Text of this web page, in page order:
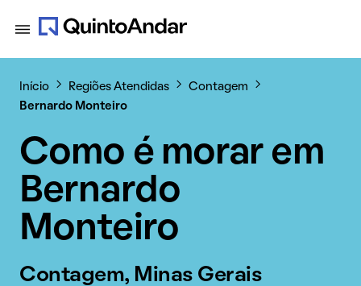
Início Regiões Atendidas
Contagem
Bernardo Monteiro
Como é morar em
Bernardo
Monteiro
Contagem, Minas Gerais